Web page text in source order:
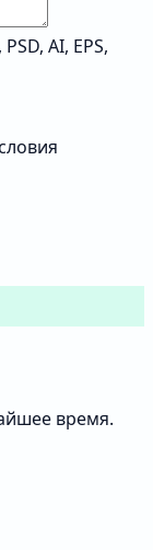
PSD, AI, EPS,
время.